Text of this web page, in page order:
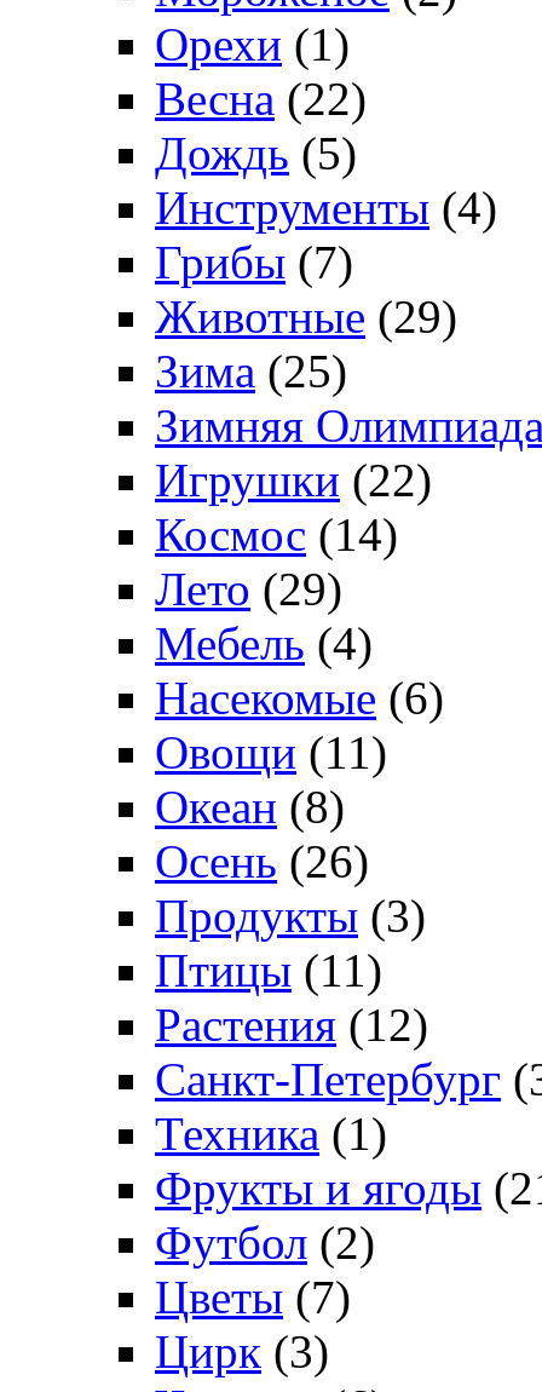
Орехи (1)
Весна (22)
Дождь (5)
Инструменты (4)
Грибы (7)
Животные (29)
Зима (25)
Зимняя
Игрушки (22)
Космос (14)
Лето (29)
Мебель (4)
Насекомые (6)
Овощи (11)
Океан (8)
Осень (26)
Продукты (3)
Птицы (11)
Растения (12)
Санкт-Петербург
Техника (1)
Фрукты и ягоды
Футбол (2)
Цветы (7)
Цирк (3)